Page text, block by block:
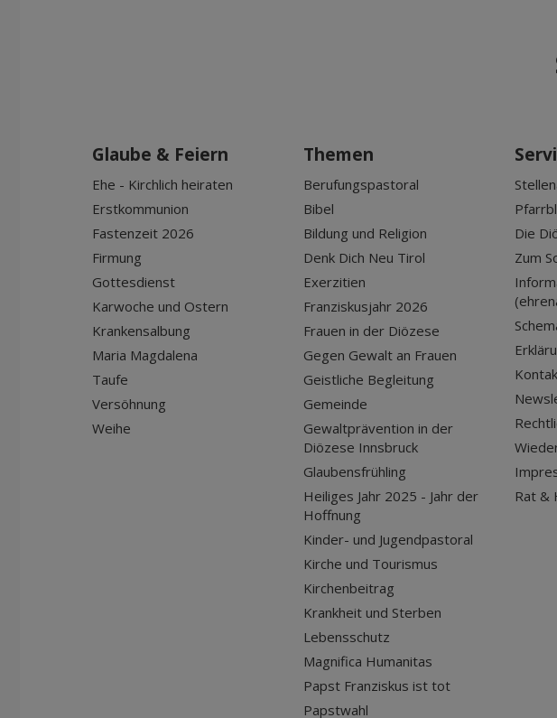
Glaube & Feiern
Ehe - Kirchlich heiraten
Erstkommunion
Fastenzeit 2026
Firmung
Gottesdienst
Karwoche und Ostern
Krankensalbung
Maria Magdalena
Taufe
Versöhnung
Weihe
Themen
Berufungspastoral
Bibel
Bildung und Religion
Denk Dich Neu Tirol
Exerzitien
Franziskusjahr 2026
Frauen in der Diözese
Gegen Gewalt an Frauen
Geistliche Begleitung
Gemeinde
Gewaltprävention in der
Diözese Innsbruck
Glaubensfrühling
Heiliges Jahr 2025 - Jahr der
Hoffnung
Kinder- und Jugendpastoral
Kirche und Tourismus
Kirchenbeitrag
Krankheit und Sterben
Lebensschutz
Magnifica Humanitas
Papst Franziskus ist tot
Papstwahl
Die
Zum
Rat &